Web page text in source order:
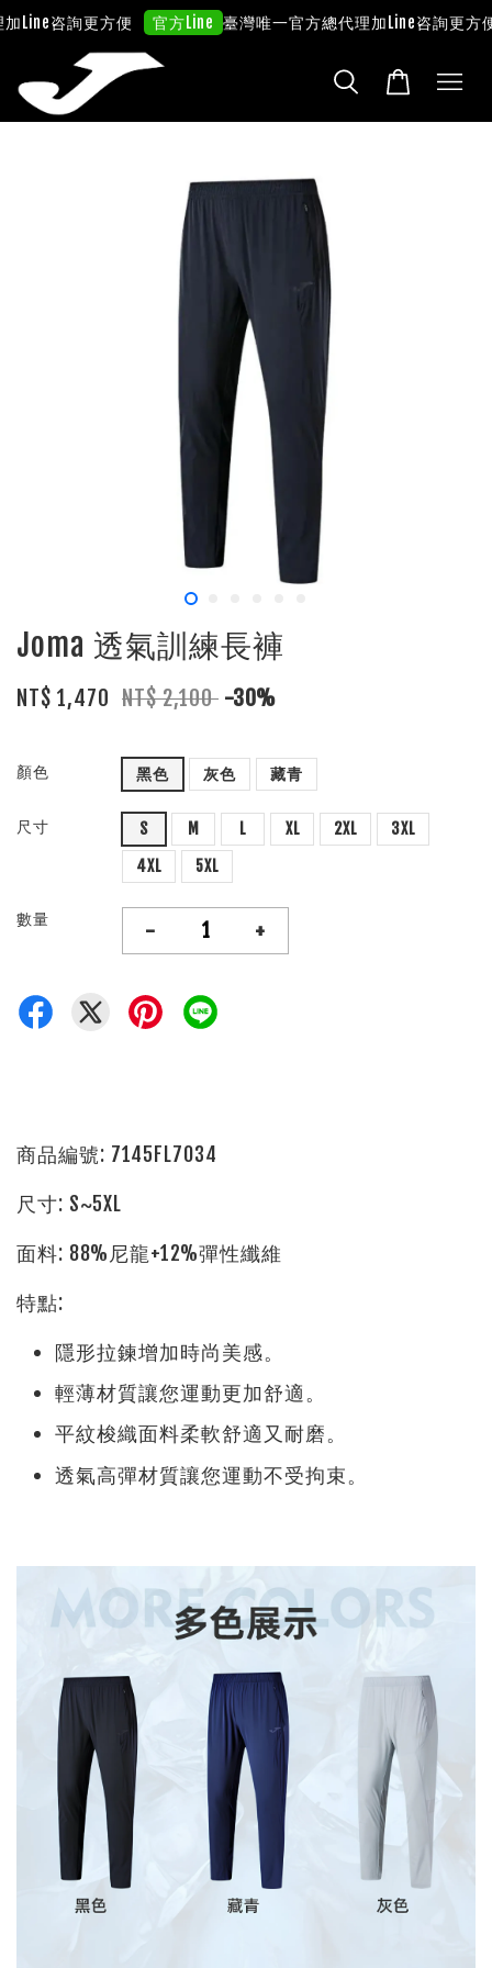
Line咨詢更方便 官方Line 臺灣唯一官方總代理加Line咨詢更方便
Joma 透氣訓練長褲
NT$ 1,470 NT$ 2,100 -30%
顏色 黑色 灰色 藏青
尺寸 S M L XL 2XL
3XL
4XL
5XL
數量 - +
商品編號: 7145FL7034
尺寸: S~5XL
面料: 88%尼龍+12%彈性纖維
特點:
隱形拉鍊增加時尚美感。
輕薄材質讓您運動更加舒適。
平紋梭織面料柔軟舒適又耐磨。
透氣高彈材質讓您運動不受拘束。